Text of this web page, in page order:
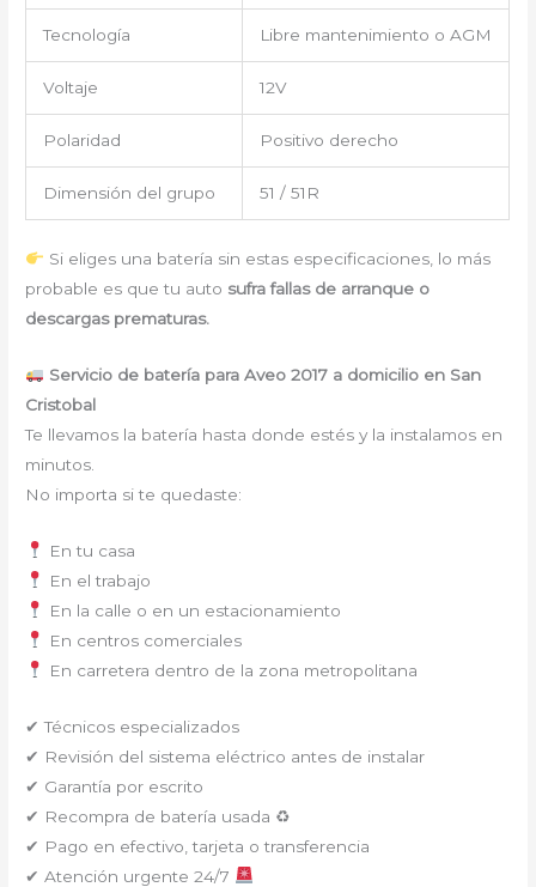
Tecnología Libre mantenimiento o AGM
Voltaje 12V
Polaridad Positivo derecho
Dimensión del grupo 51 / 51R
Si eliges una batería sin estas especificaciones, lo más
probable es que tu auto sufra fallas de arranque o
descargas prematuras.
Servicio de batería para Aveo 2017 a domicilio en San
Cristobal
Te llevamos la batería hasta donde estés y la instalamos en
minutos.
No importa si te quedaste:
En tu casa
En el trabajo
En la calle o en un estacionamiento
En centros comerciales
En carretera dentro de la zona metropolitana
✔ Técnicos especializados
✔ Revisión del sistema eléctrico antes de instalar
✔ Garantía por escrito
✔ Recompra de batería usada ♻
✔ Pago en efectivo, tarjeta o transferencia
✔ Atención urgente 24/7